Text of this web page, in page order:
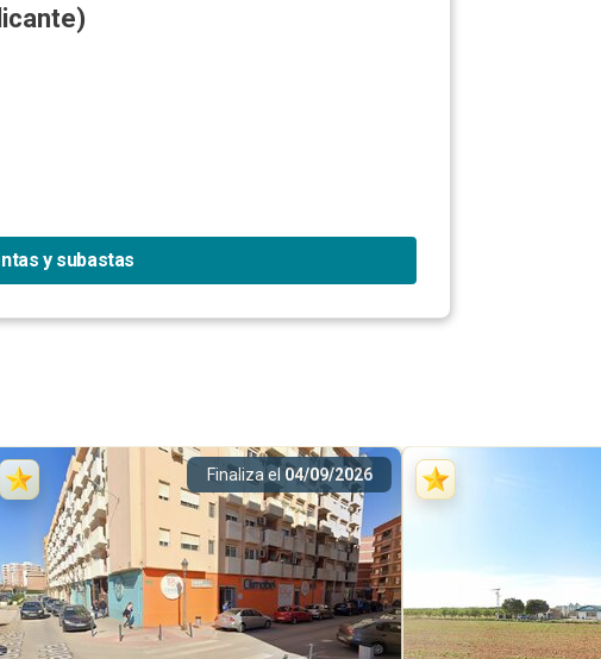
y subastas
Finaliza el 04/09/2026